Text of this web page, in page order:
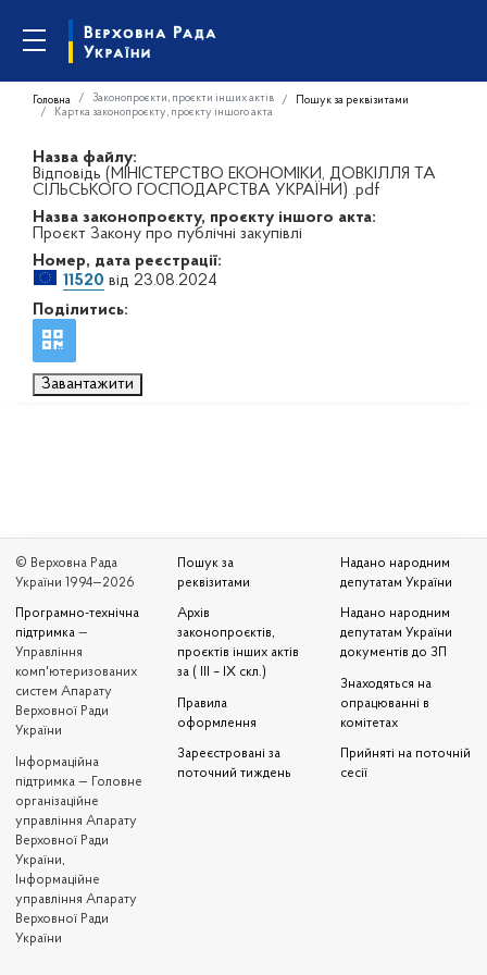
Головна Законопроєкти, проєкти інших актів
Пошук за реквізитами
Картка законопроєкту, проєкту іншого акта
Назва файлу:
Відповідь (МІНІСТЕРСТВО ЕКОНОМІКИ, ДОВКІЛЛЯ ТА
СІЛЬСЬКОГО ГОСПОДАРСТВА УКРАЇНИ) .pdf
Назва законопроєкту, проєкту іншого акта:
Проєкт Закону про публічні закупівлі
Номер, дата реєстрації:
11520 від 23.08.2024
Поділитись:
Завантажити
© Верховна Рада
України 1994—2026
Програмно-технічна
підтримка —
Управління
комп'ютеризованих
систем Апарату
Верховної Ради
України
Iнформаційна
підтримка — Головне
організаційне
управління Апарату
Верховної Ради
України,
Інформаційне
управління Апарату
Верховної Ради
України
Пошук за
реквізитами
Архів
законопроєктів,
проєктів інших актів
за ( III – IX скл.)
Правила
оформлення
Зареєстровані за
поточний тиждень
Надано народним
депутатам України
Надано народним
депутатам України
документів до ЗП
Знаходяться на
опрацюванні в
комітетах
Прийняті на поточній
сесії